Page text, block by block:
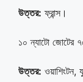
উত্তর: ফ্রান্স।
১০ ন্যাটো জোটের
উত্তর: ওয়াশিংটন,